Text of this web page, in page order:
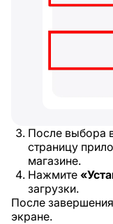
После выбора
страницу
магазине.
Нажмите
загрузки.
После
экране.